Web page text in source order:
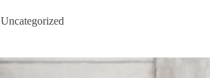
Uncategorized